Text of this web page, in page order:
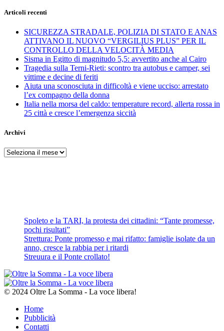
Articoli recenti
SICUREZZA STRADALE, POLIZIA DI STATO E ANAS
ATTIVANO IL NUOVO “VERGILIUS PLUS” PER IL
CONTROLLO DELLA VELOCITÀ MEDIA
Sisma in Egitto di magnitudo 5,5: avvertito anche al Cairo
Tragedia sulla Terni-Rieti: scontro tra autobus e camper, sei
vittime e decine di feriti
Aiuta una sconosciuta in difficoltà e viene ucciso: arrestato
l’ex compagno della donna
Italia nella morsa del caldo: temperature record, allerta rossa in
25 città e cresce l’emergenza siccità
Archivi
Archivi
Spoleto e la TARI, la protesta dei cittadini: “Tante promesse,
pochi risultati”
Strettura: Ponte promesso e mai rifatto: famiglie isolate da un
anno, cresce la rabbia per i ritardi
Streuura e il Ponte crollato!
© 2024 Oltre La Somma - La voce libera!
Home
Pubblicità
Contatti